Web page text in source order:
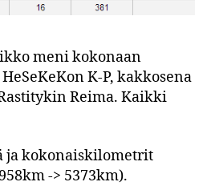
meni kokonaan
K-P, kakkosena
Reima. Kaikki
ja kokonaiskilometrit
-> 5373km).